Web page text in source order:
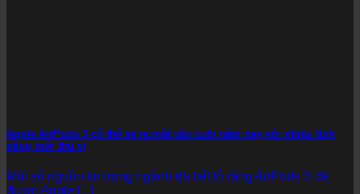
Apple AirPods 3 có thể sẽ ra mắt vào cuối năm nay với nhiều tính
năng mới thú vị
Một số nguồn tin trong ngành đã tiết lộ rằng AirPods 3 đã
được Apple [...]